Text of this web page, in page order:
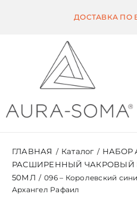
ДОСТАВКА ПО
ГЛАВНАЯ / Каталог / НАБОР
РАСШИРЕННЫЙ ЧАКРОВЫЙ
50МЛ / 096 – Королевский
Архангел Рафаил